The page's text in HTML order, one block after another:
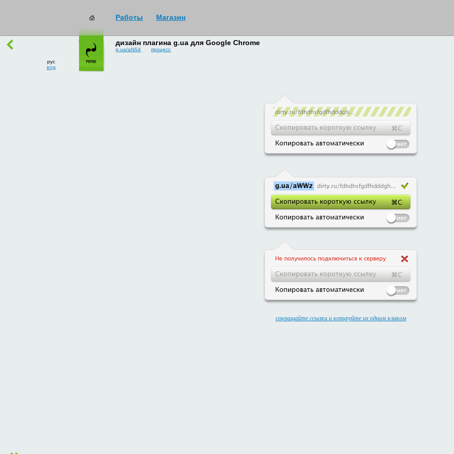
Работы Магазин
рус
eng
дизайн плагина g.ua для Google Chrome
g.ua/aNS4 процесс
сокращайте ссылки и копируйте их одним кликом